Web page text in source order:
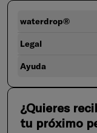
waterdrop®
Legal
Ayuda
¿Quieres
tu próximo